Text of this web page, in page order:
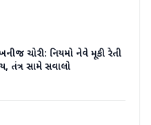
ચોરી: નિયમો નેવે મૂકી રેતી
તંત્ર સામે સવાલો